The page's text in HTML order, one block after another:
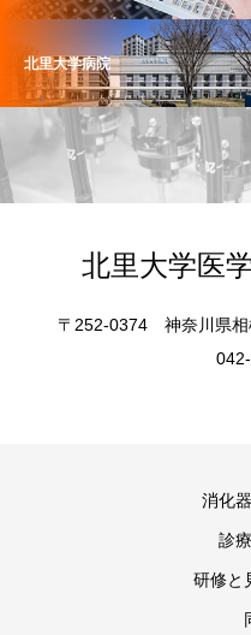
北里大学病院
北里大学医
〒252-0374 神奈川県
消化
診
研修と